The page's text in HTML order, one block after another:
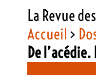
La Revue
Accueil >
De